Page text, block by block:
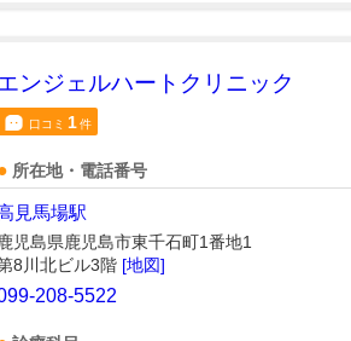
ンジェルハートクリニック
口コミ 1件
所在地・電話番号
見馬場駅
鹿児島県鹿児島市東千石町1番地1
8川北ビル3階 [地図]
208-5522